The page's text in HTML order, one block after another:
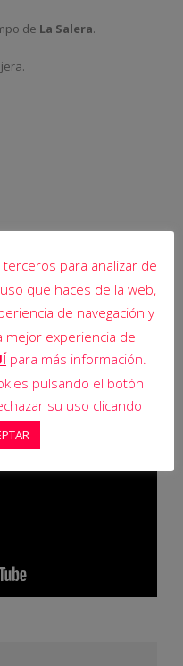
de La Salera.
para analizar de
que haces de la web,
de navegación y
experiencia de
para más información.
pulsando el botón
su uso clicando